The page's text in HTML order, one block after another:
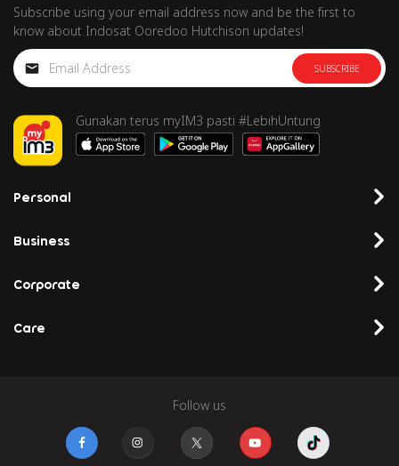
Subscribe using your email address now and be the first to
know about Indosat Ooredoo Hutchison updates!
SUBSCRIBE
Gunakan terus myIM3 pasti #LebihUntung
Personal
Business
Corporate
Care
Follow us